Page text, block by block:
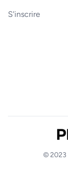
S'inscrire
© 2023